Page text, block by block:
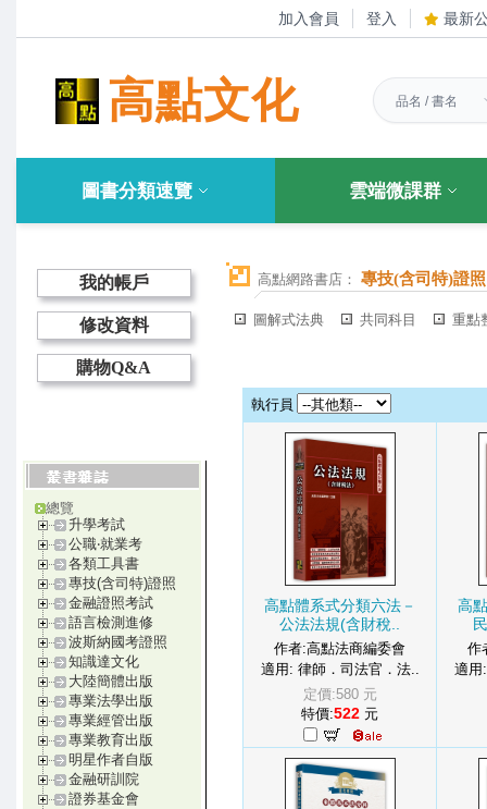
加入會員 登入 最新
高點文化
圖書分類速覽 雲端微課群
我的帳戶
修改資料
購物Q&A
總覽
升學考試
公職‧就業考
各類工具書
專技(含司特)證照
金融證照考試
語言檢測進修
波斯納國考證照
知識達文化
大陸簡體出版
專業法學出版
專業經管出版
專業教育出版
明星作者自版
金融研訓院
證券基金會
高點網路書店： 專技(含司特)證照
圖解式法典 共同科目 重點
執行員
高點體系式分類六法－
公法法規(含財稅..
作者:高點法商編委會
適用: 律師．司法官．法..
定價:580 元
特價:522 元
高
作
適用